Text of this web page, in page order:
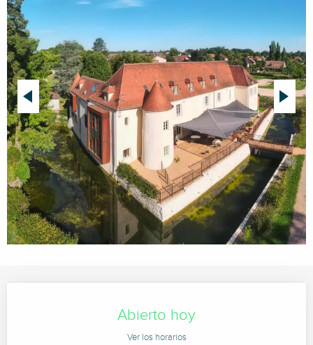
Abierto hoy
Ver los horarios